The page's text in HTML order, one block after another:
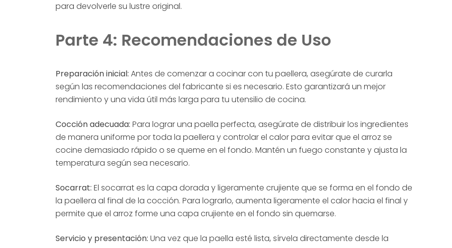
para devolverle su lustre original.
Parte 4: Recomendaciones de Uso
Preparación inicial: Antes de comenzar a cocinar con tu paellera, asegúrate de curarla
según las recomendaciones del fabricante si es necesario. Esto garantizará un mejor
rendimiento y una vida útil más larga para tu utensilio de cocina.
Cocción adecuada: Para lograr una paella perfecta, asegúrate de distribuir los ingredientes
de manera uniforme por toda la paellera y controlar el calor para evitar que el arroz se
cocine demasiado rápido o se queme en el fondo. Mantén un fuego constante y ajusta la
temperatura según sea necesario.
Socarrat: El socarrat es la capa dorada y ligeramente crujiente que se forma en el fondo de
la paellera al final de la cocción. Para lograrlo, aumenta ligeramente el calor hacia el final y
permite que el arroz forme una capa crujiente en el fondo sin quemarse.
Servicio y presentación: Una vez que la paella esté lista, sírvela directamente desde la